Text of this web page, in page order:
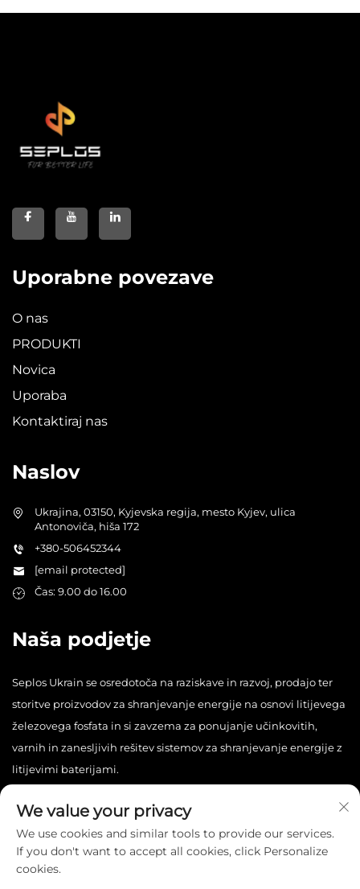
Uporabne povezave
O nas
PRODUKTI
Novica
Uporaba
Kontaktiraj nas
Naslov
Ukrajina, 03150, Kyjevska regija, mesto Kyjev, ulica
Antonoviča, hiša 172
+380-506452344
[email protected]
Čas: 9.00 do 16.00
Naša podjetje
Seplos Ukrain se osredotoča na raziskave in razvoj, prodajo ter
storitve proizvodov za shranjevanje energije na osnovi litijevega
železovega fosfata in si zavzema za ponujanje učinkovitih,
varnih in zanesljivih rešitev sistemov za shranjevanje energije z
litijevimi baterijami.
We value your privacy
We use cookies and similar tools to provide our services.
If you don't want to accept all cookies, click Personalize
cookies.